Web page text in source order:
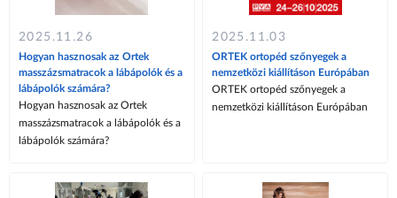
2025.11.26
Hogyan hasznosak az Ortek
masszázsmatracok a lábápolók és a
lábápolók számára?
Hogyan hasznosak az Ortek
masszázsmatracok a lábápolók és a
lábápolók számára?
2025.11.03
ORTEK ortopéd szőnyegek a
nemzetközi kiállításon Európában
ORTEK ortopéd szőnyegek a
nemzetközi kiállításon Európában